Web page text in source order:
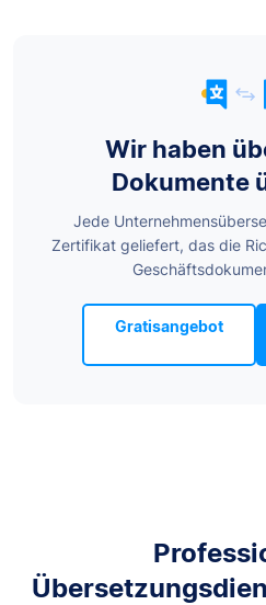
Wir haben
Dokumente
Jede
Zertifikat geliefert, das die
Gratisangebot